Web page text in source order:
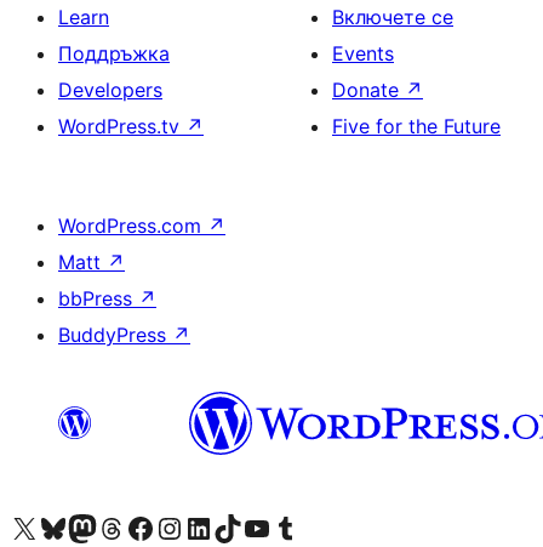
Learn
Поддръжка
Developers
WordPress.tv ↗
Включете се
Events
Donate ↗
Five for the Future
WordPress.com ↗
Matt ↗
bbPress ↗
BuddyPress ↗
Visit our X (formerly Twitter) account
Visit our Bluesky account
Visit our Mastodon account
Visit our Threads account
Посетете нашата страница във Facebook
Посетете нашия профил в Instagram
Посетете нашия профил в LinkedIn
Visit our TikTok account
Visit our YouTube channel
Visit our Tumblr account